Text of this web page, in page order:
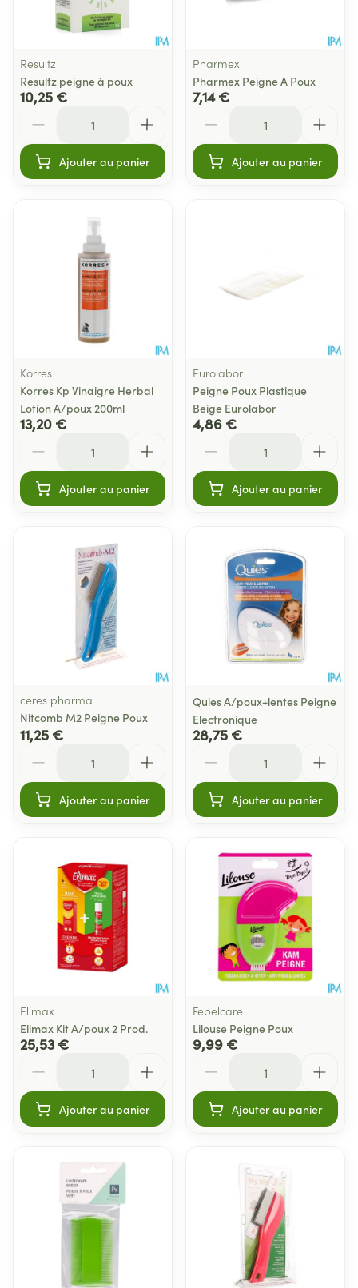
Resultz
Resultz peigne à poux
10,25 €
Ajouter au panier
Pharmex
Pharmex Peigne A Poux
7,14 €
Ajouter au panier
Korres
Korres Kp Vinaigre Herbal
Lotion A/poux 200ml
13,20 €
Ajouter au panier
Eurolabor
Peigne Poux Plastique
Beige Eurolabor
4,86 €
Ajouter au panier
ceres pharma
Nitcomb M2 Peigne Poux
11,25 €
Ajouter au panier
Quies A/poux+lentes Peigne
Electronique
28,75 €
Ajouter au panier
Elimax
Elimax Kit A/poux 2 Prod.
25,53 €
Ajouter au panier
Febelcare
Lilouse Peigne Poux
9,99 €
Ajouter au panier